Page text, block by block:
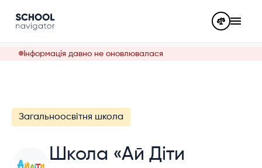
Інформація давно не оновлювалася
Загальноосвітня школа
Школа «Ай Діти